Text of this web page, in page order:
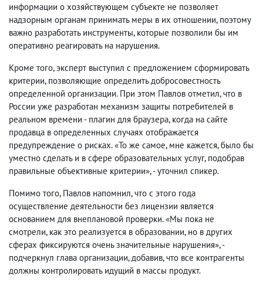
информации о хозяйствующем субъекте не позволяет
надзорным органам принимать меры в их отношении, поэтому
важно разработать инструменты, которые позволили бы им
оперативно реагировать на нарушения.
Кроме того, эксперт выступил с предложением сформировать
критерии, позволяющие определить добросовестность
определенной организации. При этом Павлов отметил, что в
России уже разработан механизм защиты потребителей в
реальном времени - плагин для браузера, когда на сайте
продавца в определенных случаях отображается
предупреждение о рисках. «То же самое, мне кажется, было бы
уместно сделать и в сфере образовательных услуг, подобрав
правильные объективные критерии», - уточнил спикер.
Помимо того, Павлов напомнил, что с этого года
осуществление деятельности без лицензии является
основанием для внеплановой проверки. «Мы пока не
смотрели, как это реализуется в образовании, но в других
сферах фиксируются очень значительные нарушения», -
подчеркнул глава организации, добавив, что все контрагенты
должны контролировать идущий в массы продукт.